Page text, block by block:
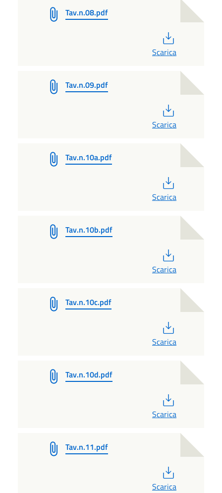
Tav.n.08.pdf
Scarica
Tav.n.09.pdf
Scarica
Tav.n.10a.pdf
Scarica
Tav.n.10b.pdf
Scarica
Tav.n.10c.pdf
Scarica
Tav.n.10d.pdf
Scarica
Tav.n.11.pdf
Scarica